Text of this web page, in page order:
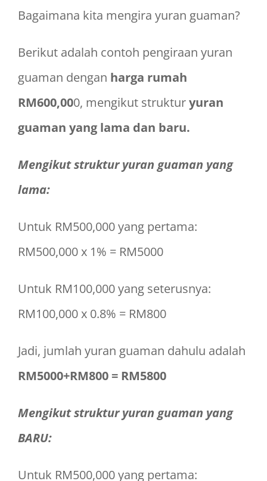
Bagaimana kita mengira yuran guaman?
Berikut adalah contoh pengiraan yuran
guaman dengan harga rumah
RM600,000, mengikut strukturyuran
guaman yang lama dan baru.
Mengikut struktur yuran guaman yang
lama:
Untuk RM500,000 yang pertama:
RM500,000 x 1% = RM5000
Untuk RM100,000 yang seterusnya:
RM100,000 x 0.8% = RM800
Jadi, jumlah yuran guaman dahulu adalah
RM5000+RM800 = RM5800
Mengikut struktur yuran guaman yang
BARU:
Untuk RM500,000 yang pertama: